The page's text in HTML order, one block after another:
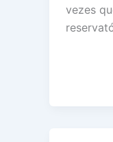
vezes